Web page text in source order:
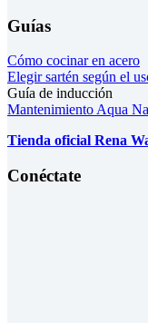
Guías
Cómo cocinar en acero
Elegir sartén según el
Guía de inducción
Mantenimiento Aqua
Tienda oficial Rena
Conéctate